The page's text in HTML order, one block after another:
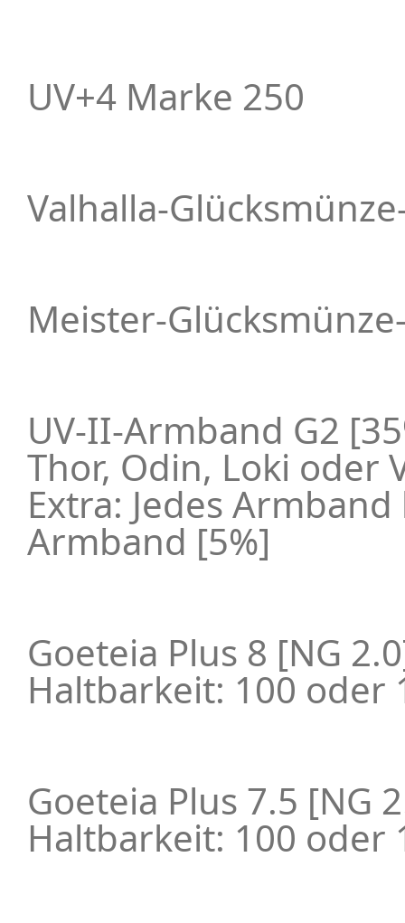
UV+4 Marke 250
Valhalla-
Meister-
UV-II-Armband G2
Thor, Odin, Loki oder
Extra: Jedes
Armband [5%]
Goeteia Plus 8 [NG
Haltbarkeit: 100 oder
Goeteia Plus 7.5 [NG
Haltbarkeit: 100 oder